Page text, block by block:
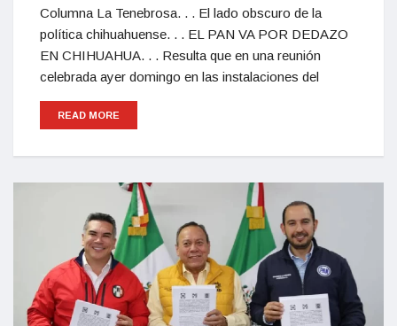
Columna La Tenebrosa. . . El lado obscuro de la
política chihuahuense. . . EL PAN VA POR DEDAZO
EN CHIHUAHUA. . . Resulta que en una reunión
celebrada ayer domingo en las instalaciones del
READ MORE